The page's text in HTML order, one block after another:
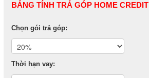
BẢNG TÍNH TRẢ GÓP HOME CREDIT
Chọn gói trả góp:
Thời hạn vay: